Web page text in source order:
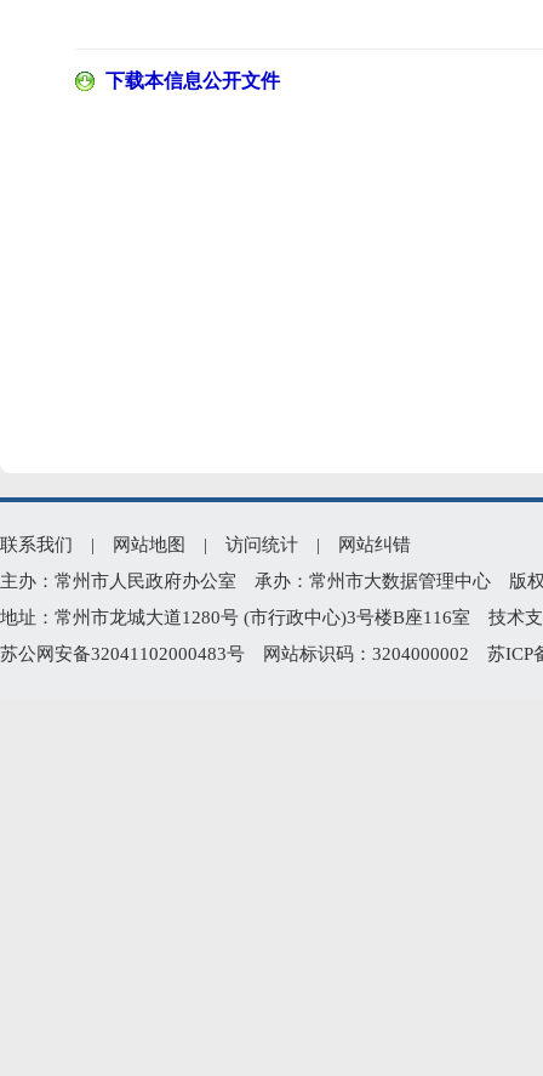
下载本信息公开文件
联系我们 | 网站地图 | 访问统计 |
网站纠错
主办：常州市人民政府办公室 承办：常州市大数据管理中心 版
地址：常州市龙城大道1280号 (市行政中心)3号楼B座116室 技术
苏公网安备32041102000483号 网站标识码：3204000002 苏ICP